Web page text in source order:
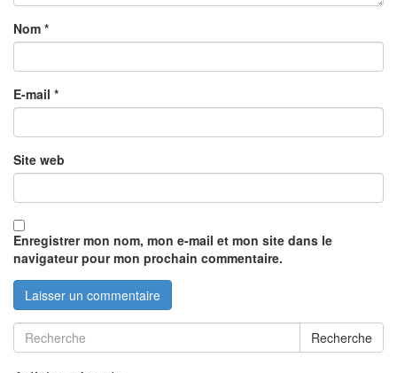
Nom *
E-mail *
Site web
Enregistrer mon nom, mon e-mail et mon site dans le
navigateur pour mon prochain commentaire.
Recherche